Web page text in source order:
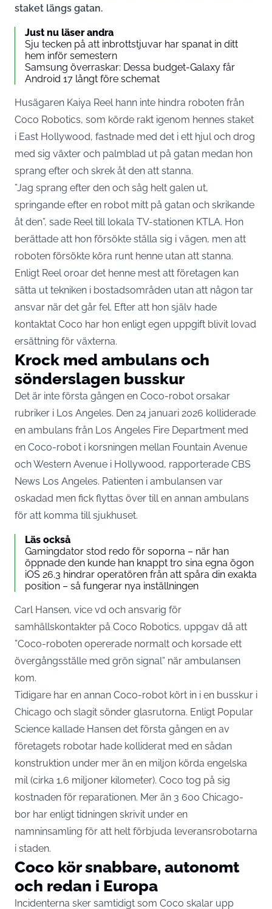
staket längs gatan.
Just nu läser andra
Sju tecken på att inbrottstjuvar har spanat in ditt
hem inför semestern
Samsung överraskar: Dessa budget-Galaxy får
Android 17 långt före schemat
Husägaren Kaiya Reel hann inte hindra roboten från
Coco Robotics, som körde rakt igenom hennes staket
i East Hollywood, fastnade med det i ett hjul och drog
med sig växter och palmblad ut på gatan medan hon
sprang efter och skrek åt den att stanna.
”Jag sprang efter den och såg helt galen ut,
springande efter en robot mitt på gatan och skrikande
åt den”, sade Reel till lokala TV-stationen KTLA. Hon
berättade att hon försökte ställa sig i vägen, men att
roboten försökte köra runt henne utan att stanna.
Enligt Reel oroar det henne mest att företagen kan
sätta ut tekniken i bostadsområden utan att någon tar
ansvar när det går fel. Efter att hon själv hade
kontaktat Coco har hon enligt egen uppgift blivit lovad
ersättning för växterna.
Krock med ambulans och
sönderslagen busskur
Det är inte första gången en Coco-robot orsakar
rubriker i Los Angeles. Den 24 januari 2026 kolliderade
en ambulans från Los Angeles Fire Department med
en Coco-robot i korsningen mellan Fountain Avenue
och Western Avenue i Hollywood, rapporterade CBS
News Los Angeles. Patienten i ambulansen var
oskadad men fick flyttas över till en annan ambulans
för att komma till sjukhuset.
Läs också
Gamingdator stod redo för soporna – när han
öppnade den kunde han knappt tro sina egna ögon
iOS 26.3 hindrar operatören från att spåra din exakta
position – så fungerar nya inställningen
Carl Hansen, vice vd och ansvarig för
samhällskontakter på Coco Robotics, uppgav då att
”Coco-roboten opererade normalt och korsade ett
övergångsställe med grön signal” när ambulansen
kom.
Tidigare har en annan Coco-robot kört in i en busskur i
Chicago och slagit sönder glasrutorna. Enligt Popular
Science kallade Hansen det första gången en av
företagets robotar hade kolliderat med en sådan
konstruktion under mer än en miljon körda engelska
mil (cirka 1,6 miljoner kilometer). Coco tog på sig
kostnaden för reparationen. Mer än 3 600 Chicago-
bor har enligt tidningen skrivit under en
namninsamling för att helt förbjuda leveransrobotarna
i staden.
Coco kör snabbare, autonomt
och redan i Europa
Incidenterna sker samtidigt som Coco skalar upp